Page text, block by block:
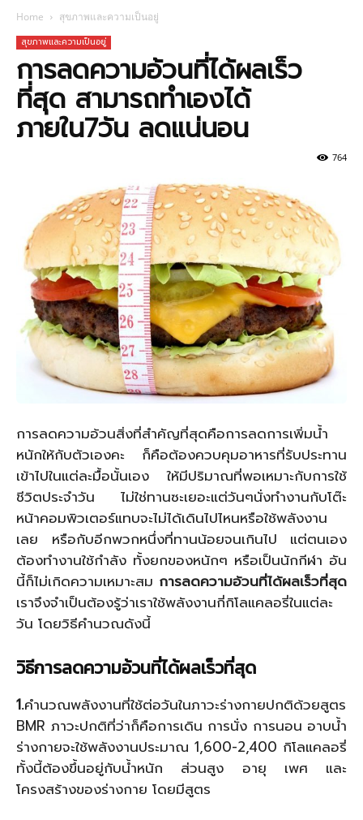
Home สุขภาพและความเป็นอยู่
สุขภาพและความเป็นอยู่
การลดความอ้วนที่ได้ผลเร็ว
ที่สุด สามารถทำเองได้
ภายใน7วัน ลดแน่นอน
764
การลดความอ้วนสิ่งที่สำคัญที่สุดคือการลดการเพิ่มน้ำ
หนักให้กับตัวเองคะ ก็คือต้องควบคุมอาหารที่รับประทาน
เข้าไปในแต่ละมื้อนั้นเอง ให้มีปริมาณที่พอเหมาะกับการใช้
ชีวิตประจำวัน ไม่ใช่ทานซะเยอะแต่วันๆนั่งทำงานกับโต๊ะ
หน้าคอมพิวเตอร์แทบจะไม่ได้เดินไปไหนหรือใช้พลังงาน
เลย หรือกับอีกพวกหนึ่งที่ทานน้อยจนเกินไป แต่ตนเอง
ต้องทำงานใช้กำลัง ทั้งยกของหนักๆ หรือเป็นนักกีฬา อัน
นี้ก็ไม่เกิดความเหมาะสม การลดความอ้วนที่ได้ผลเร็วที่สุด
เราจึงจำเป็นต้องรู้ว่าเราใช้พลังงานกี่กิโลแคลอรี่ในแต่ละ
วัน โดยวิธีคำนวณดังนี้
วิธีการลดความอ้วนที่ได้ผลเร็วที่สุด
1.คำนวณพลังงานที่ใช้ต่อวันในภาวะร่างกายปกติด้วยสูตร
BMR ภาวะปกติที่ว่าก็คือการเดิน การนั่ง การนอน อาบน้ำ
ร่างกายจะใช้พลังงานประมาณ 1,600-2,400 กิโลแคลอรี่
ทั้งนี้ต้องขึ้นอยู่กับน้ำหนัก ส่วนสูง อายุ เพศ และ
โครงสร้างของร่างกาย โดยมีสูตร